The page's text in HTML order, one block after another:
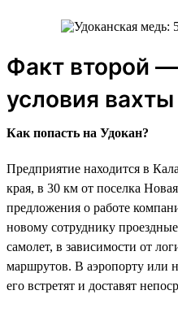
Факт второй
условия вахты
Как попасть на Удокан?
Предприятие находится в
края, в 30 км от поселка
предложения о работе
новому сотруднику
самолет, в зависимости от
маршрутов. В аэропорту или
его встретят и доставят